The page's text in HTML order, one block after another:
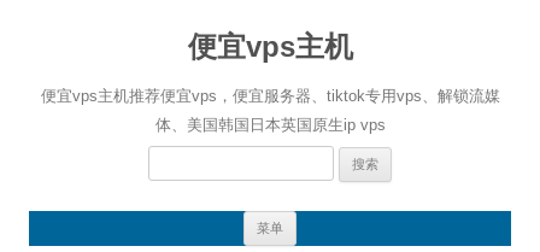
便宜vps主机
便宜vps主机推荐便宜vps，便宜服务器、tiktok专用vps、解锁流媒
体、美国韩国日本英国原生ip vps
搜
菜单